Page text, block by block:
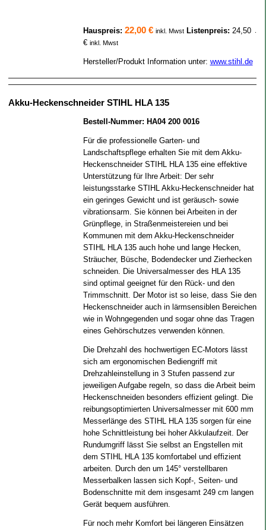
Hauspreis: 22,00 € inkl. Mwst Listenpreis: 24,50
€ inkl. Mwst
Hersteller/Produkt Information unter: www.stihl.de
Akku-Heckenschneider STIHL HLA 135
Bestell-Nummer: HA04 200 0016
Für die professionelle Garten- und
Landschaftspflege erhalten Sie mit dem Akku-
Heckenschneider STIHL HLA 135 eine effektive
Unterstützung für Ihre Arbeit: Der sehr
leistungsstarke STIHL Akku-Heckenschneider hat
ein geringes Gewicht und ist geräusch- sowie
vibrationsarm. Sie können bei Arbeiten in der
Grünpflege, in Straßenmeistereien und bei
Kommunen mit dem Akku-Heckenschneider
STIHL HLA 135 auch hohe und lange Hecken,
Sträucher, Büsche, Bodendecker und Zierhecken
schneiden. Die Universalmesser des HLA 135
sind optimal geeignet für den Rück- und den
Trimmschnitt. Der Motor ist so leise, dass Sie den
Heckenschneider auch in lärmsensiblen Bereichen
wie in Wohngegenden und sogar ohne das Tragen
eines Gehörschutzes verwenden können.
Die Drehzahl des hochwertigen EC-Motors lässt
sich am ergonomischen Bediengriff mit
Drehzahleinstellung in 3 Stufen passend zur
jeweiligen Aufgabe regeln, so dass die Arbeit beim
Heckenschneiden besonders effizient gelingt. Die
reibungsoptimierten Universalmesser mit 600 mm
Messerlänge des STIHL HLA 135 sorgen für eine
hohe Schnittleistung bei hoher Akkulaufzeit. Der
Rundumgriff lässt Sie selbst an Engstellen mit
dem STIHL HLA 135 komfortabel und effizient
arbeiten. Durch den um 145° verstellbaren
Messerbalken lassen sich Kopf-, Seiten- und
Bodenschnitte mit dem insgesamt 249 cm langen
Gerät bequem ausführen.
Für noch mehr Komfort bei längeren Einsätzen